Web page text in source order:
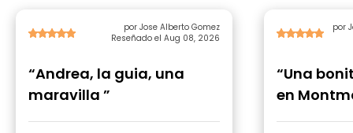
por Jose Alberto Gomez
Reseñado el Aug 08, 2026
“Andrea, la guia, una
maravilla ”
por
“Una
en